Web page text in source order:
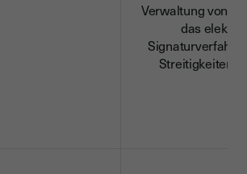
Verwaltung von
das
Streitigkeiten